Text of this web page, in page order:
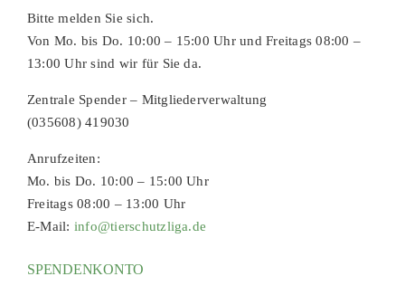
Bitte melden Sie sich.
Von Mo. bis Do. 10:00 – 15:00 Uhr und Freitags 08:00 –
13:00 Uhr sind wir für Sie da.
Zentrale Spender – Mitgliederverwaltung
(035608) 419030
Anrufzeiten:
Mo. bis Do. 10:00 – 15:00 Uhr
Freitags 08:00 – 13:00 Uhr
E-Mail: info@tierschutzliga.de
SPENDENKONTO